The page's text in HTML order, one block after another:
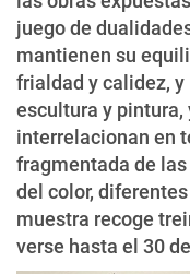
juego de
mantienen su
frialdad y calidez,
escultura y pintura,
interrelacionan en
fragmentada de
del color,
muestra recoge
verse hasta el 30